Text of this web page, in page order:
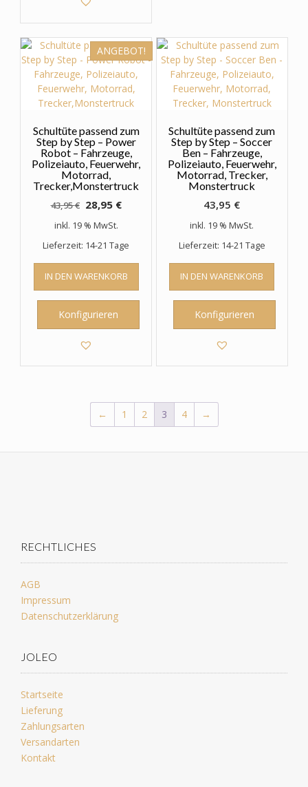
ANGEBOT!
Schultüte passend zum
Step by Step – Power
Robot – Fahrzeuge,
Polizeiauto, Feuerwehr,
Motorrad,
Trecker,Monstertruck
43,95€ Ursprünglicher
43,95 €
28,95 €Aktueller
28,95 €.
inkl. 19 % MwSt.
Lieferzeit: 14-21 Tage
IN DEN WARENKORB
Konfigurieren
Schultüte passend zum
Step by Step – Soccer
Ben – Fahrzeuge,
Polizeiauto, Feuerwehr,
Motorrad, Trecker,
Monstertruck
43,95 €
inkl. 19 % MwSt.
Lieferzeit: 14-21 Tage
IN DEN WARENKORB
Konfigurieren
← 1 2 3 4 →
RECHTLICHES
AGB
Impressum
Datenschutzerklärung
JOLEO
Startseite
Lieferung
Zahlungsarten
Versandarten
Kontakt